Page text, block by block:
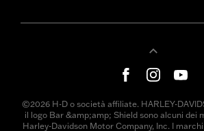
©2026 H-D o società affiliate. HARLEY-
il logo Bar &amp;amp; Shield sono alcuni dei
Harley-Davidson Motor Company, Inc. I